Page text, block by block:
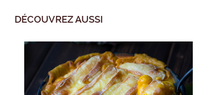
DÉCOUVREZ AUSSI